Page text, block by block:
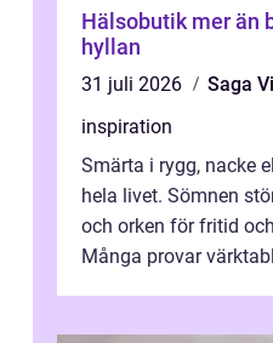
Hälsobutik mer än bara kosttillskott på
hyllan
31 juli 2026
Saga
inspiration
Smärta i rygg, nacke
hela livet. Sömnen
och orken för fritid
Många provar